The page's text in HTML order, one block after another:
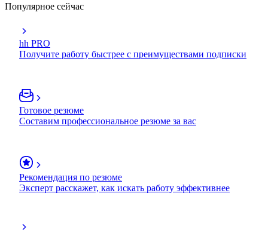
Популярное сейчас
hh PRO
Получите работу быстрее с преимуществами подписки
Готовое резюме
Составим профессиональное резюме за вас
Рекомендация по резюме
Эксперт расскажет, как искать работу эффективнее